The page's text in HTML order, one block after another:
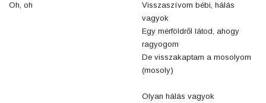
Oh, oh
Visszaszívom bébi, hálás
vagyok
Egy mérföldről látod, ahogy
ragyogom
De visszakaptam a mosolyom
(mosoly)
Olyan hálás vagyok